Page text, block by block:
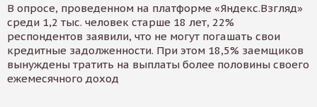
В опросе, проведенном на платформе «Яндекс.Взгляд»
среди 1,2 тыс. человек старше 18 лет, 22%
респондентов заявили, что не могут погашать свои
кредитные задолженности. При этом 18,5% заемщиков
вынуждены тратить на выплаты более половины своего
ежемесячного доход